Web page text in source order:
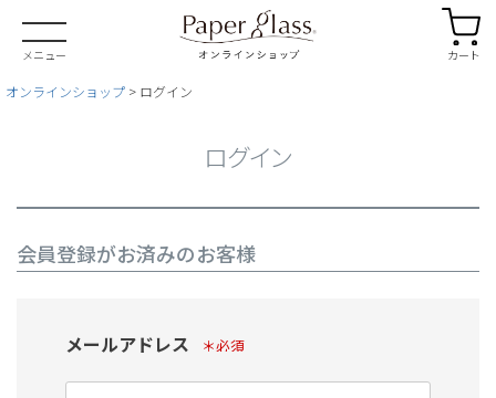
メニュー カート
オンラインショップ ログイン
ログイン
会員登録がお済みのお客様
メールアドレス